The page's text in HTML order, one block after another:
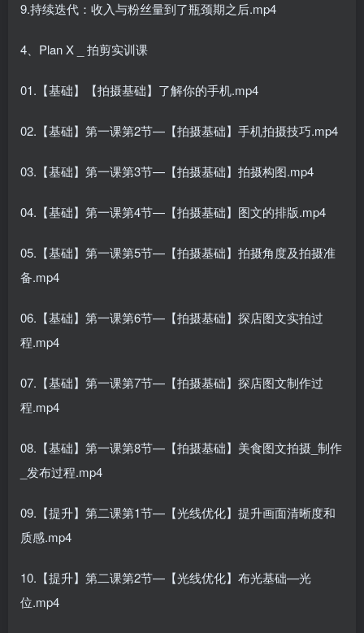
9.持续迭代：收入与粉丝量到了瓶颈期之后.mp4
4、Plan X _ 拍剪实训课
01.【基础】【拍摄基础】了解你的手机.mp4
02.【基础】第一课第2节—【拍摄基础】手机拍摄技巧.mp4
03.【基础】第一课第3节—【拍摄基础】拍摄构图.mp4
04.【基础】第一课第4节—【拍摄基础】图文的排版.mp4
05.【基础】第一课第5节—【拍摄基础】拍摄角度及拍摄准
备.mp4
06.【基础】第一课第6节—【拍摄基础】探店图文实拍过
程.mp4
07.【基础】第一课第7节—【拍摄基础】探店图文制作过
程.mp4
08.【基础】第一课第8节—【拍摄基础】美食图文拍摄_制作
_发布过程.mp4
09.【提升】第二课第1节—【光线优化】提升画面清晰度和
质感.mp4
10.【提升】第二课第2节—【光线优化】布光基础—光
位.mp4